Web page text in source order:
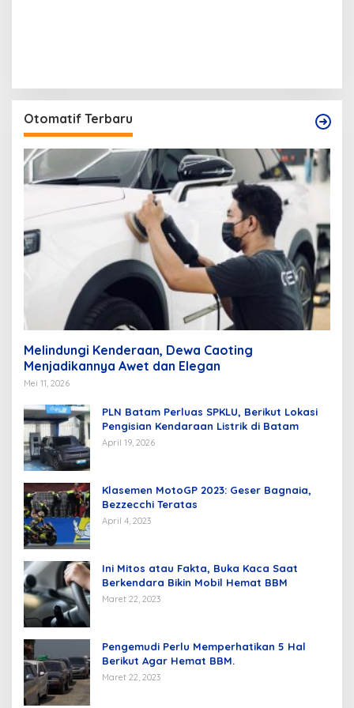
Otomatif Terbaru
Melindungi Kenderaan, Dewa Caoting
Menjadikannya Awet dan Elegan
Mei 11, 2026
PLN Batam Perluas SPKLU, Berikut Lokasi
Pengisian Kendaraan Listrik di Batam
April 19, 2026
Klasemen MotoGP 2023: Geser Bagnaia,
Bezzecchi Teratas
April 4, 2023
Ini Mitos atau Fakta, Buka Kaca Saat
Berkendara Bikin Mobil Hemat BBM
Maret 22, 2023
Pengemudi Perlu Memperhatikan 5 Hal
Berikut Agar Hemat BBM.
Maret 22, 2023